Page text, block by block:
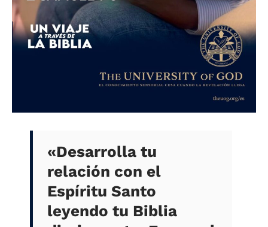
«Desarrolla tu
relación con el
Espíritu Santo
leyendo tu Biblia